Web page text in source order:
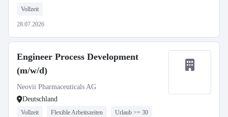
Vollzeit
28.07.2026
Engineer Process Development
(m/w/d)
Neovii Pharmaceuticals AG
Deutschland
Vollzeit Flexible Arbeitszeiten Urlaub >= 30